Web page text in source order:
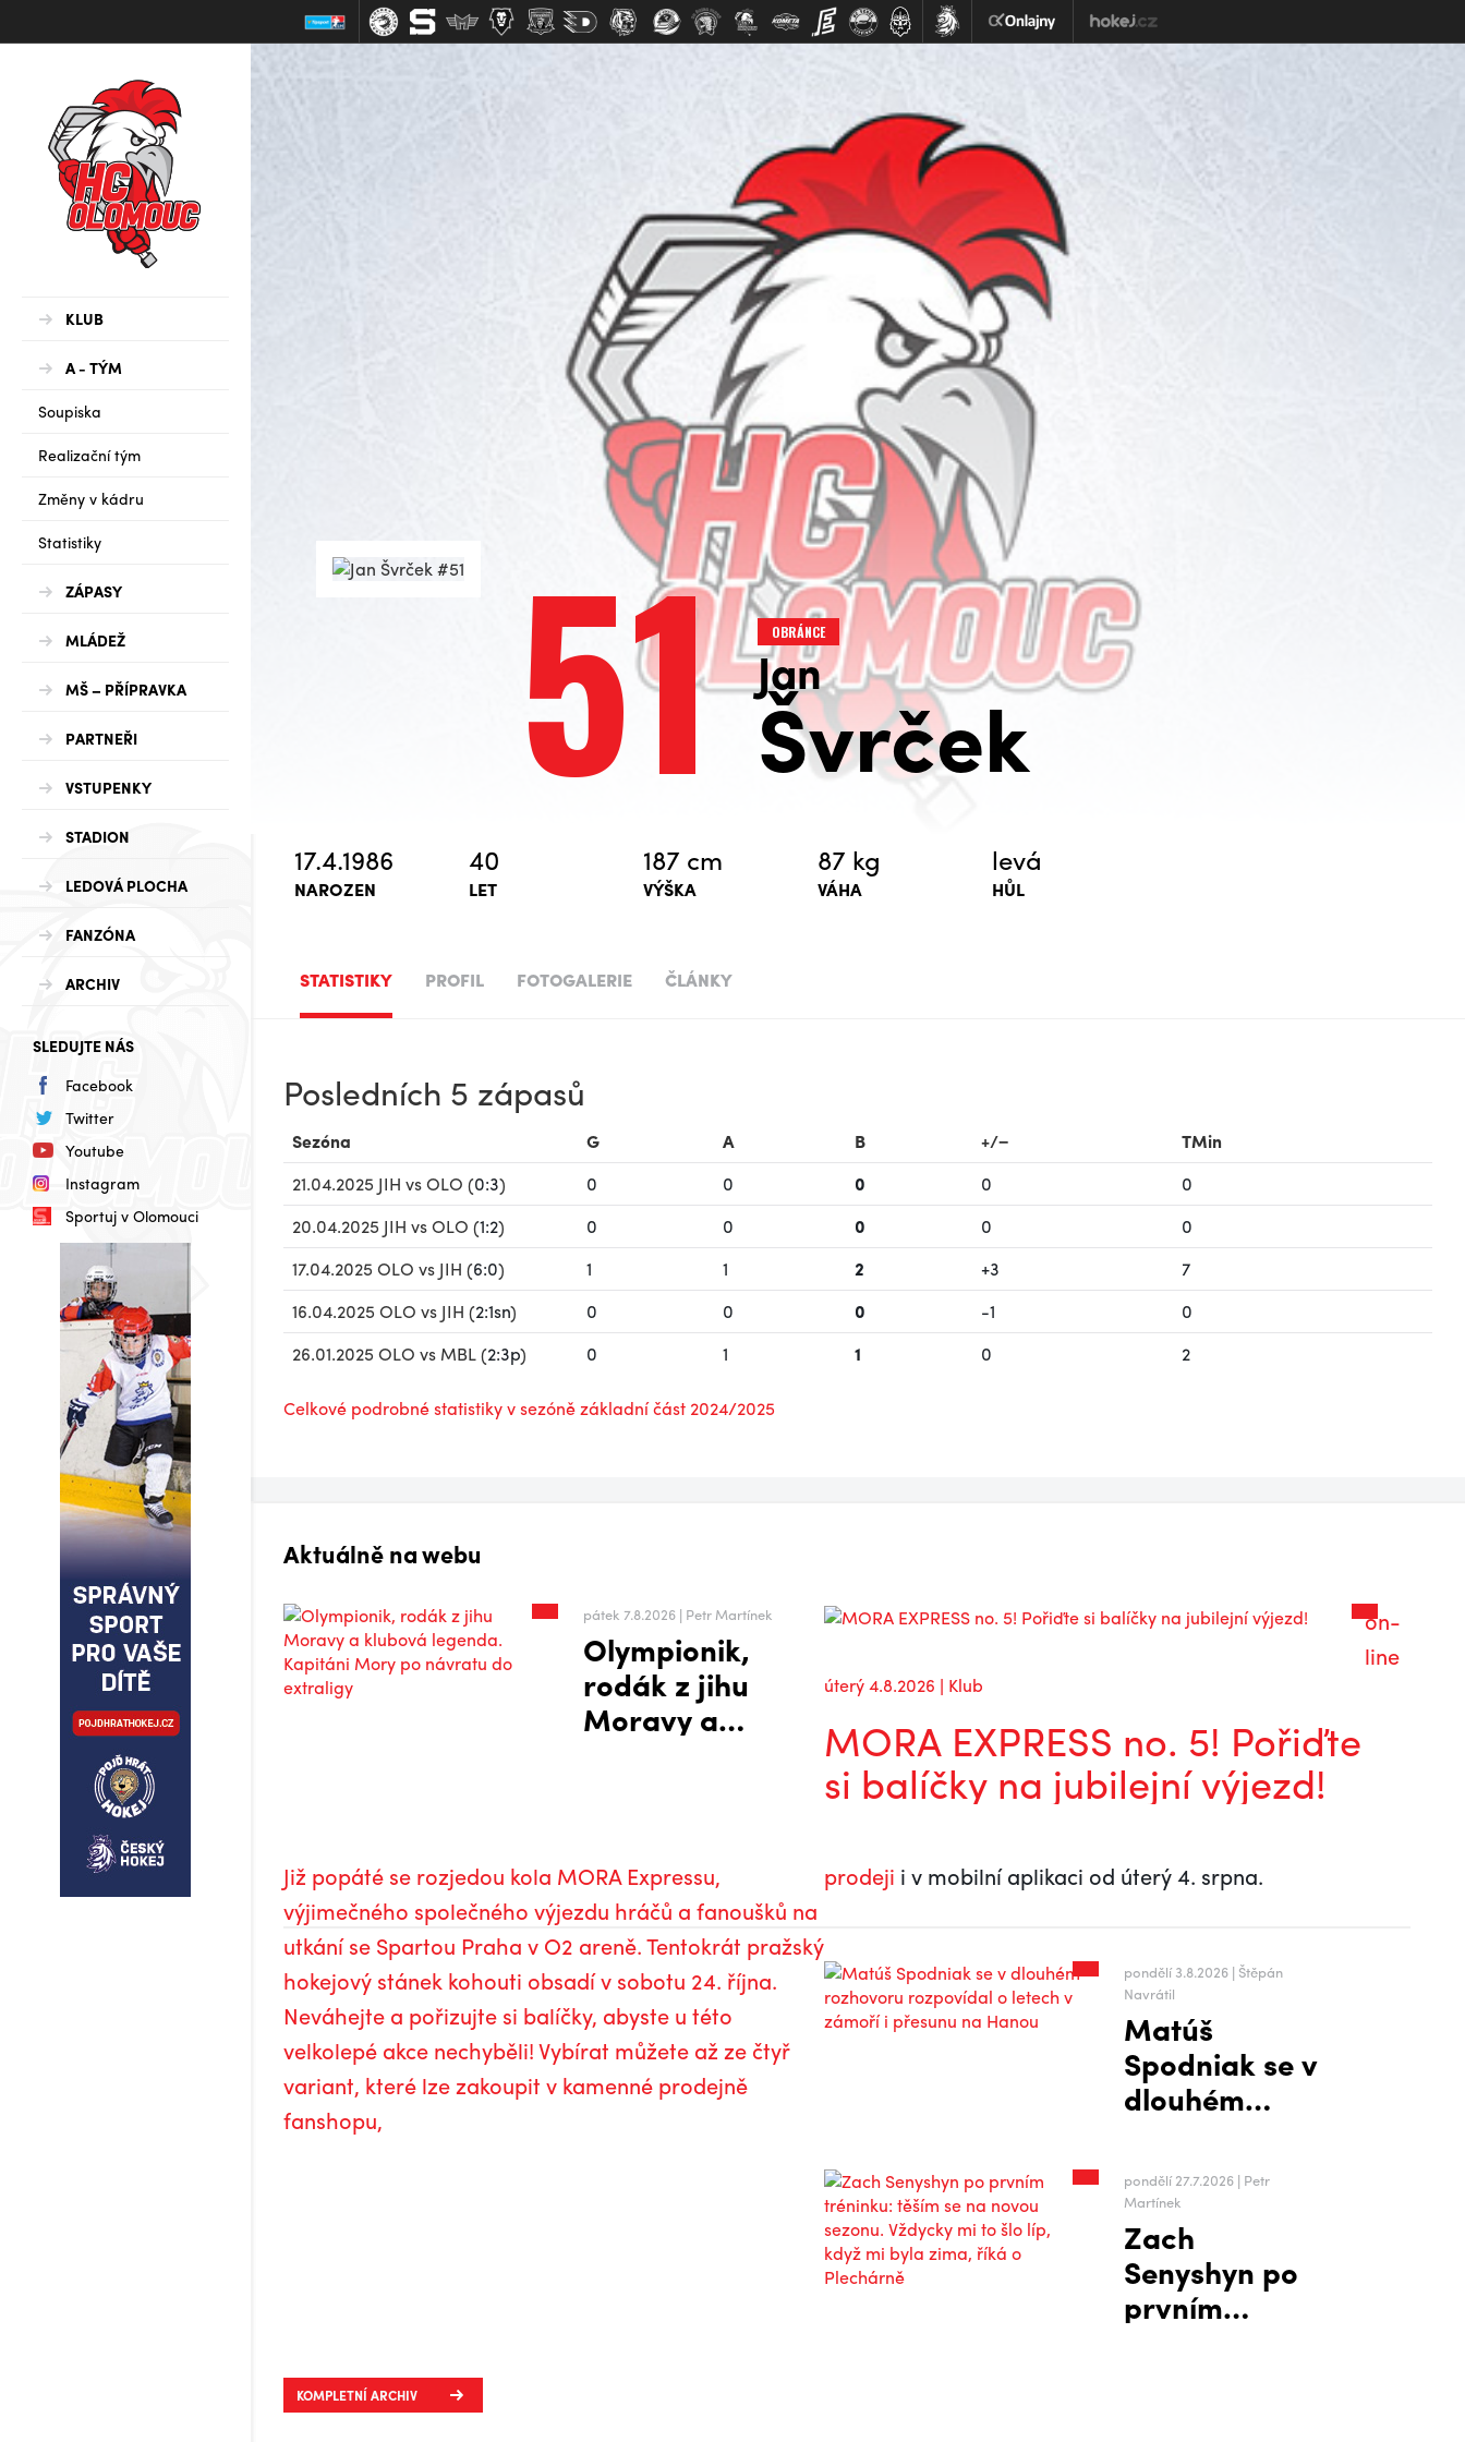
KLUB
A - TÝM
Soupiska
Realizační tým
Změny v kádru
Statistiky
ZÁPASY
MLÁDEŽ
MŠ – PŘÍPRAVKA
PARTNEŘI
VSTUPENKY
STADION
LEDOVÁ PLOCHA
FANZÓNA
ARCHIV
SLEDUJTE NÁS
Facebook
Twitter
Youtube
Instagram
Sportuj v Olomouci
51 OBRÁNCE
Jan
Švrček
17.4.1986
NAROZEN
40
LET
187 cm
VÝŠKA
87 kg
VÁHA
levá
HŮL
STATISTIKY PROFIL FOTOGALERIE ČLÁNKY
Posledních 5 zápasů
Sezóna G A B +/−
TMin
21.04.2025 JIH vs OLO (0:3) 0 0 0 0
0
20.04.2025 JIH vs OLO (1:2) 0 0 0 0
0
17.04.2025 OLO vs JIH (6:0) 1 1 2 +3
7
16.04.2025 OLO vs JIH (2:1sn) 0 0 0 -1
0
26.01.2025 OLO vs MBL (2:3p) 0 1 1 0 2
Celkové podrobné statistiky v sezóně základní část 2024/2025
Aktuálně na webu
pátek 7.8.2026 | Petr Martínek
Olympionik,
rodák z jihu
Moravy a
Mory po
návratu do
extraligy
úterý 4.8.2026 | Klub
MORA EXPRESS no. 5! Pořiďte
si balíčky na jubilejní výjezd!
Již popáté se rozjedou kola MORA Expressu,
výjimečného společného výjezdu hráčů a fanoušků na
utkání se Spartou Praha v O2 areně. Tentokrát pražský
hokejový stánek kohouti obsadí v sobotu 24. října.
Neváhejte a pořizujte si balíčky, abyste u této
velkolepé akce nechyběli! Vybírat můžete až ze čtyř
variant, které lze zakoupit v kamenné prodejně
fanshopu,
on-
line
prodeji i v mobilní aplikaci od úterý 4. srpna.
pondělí 3.8.2026 | Štěpán
Navrátil
Matúš
Spodniak se v
dlouhém
rozpovídal o
letech v
zámoří i
přesunu na
Hanou
pondělí 27.7.2026 | Petr
Martínek
Zach
Senyshyn po
prvním
KOMPLETNÍ ARCHIV